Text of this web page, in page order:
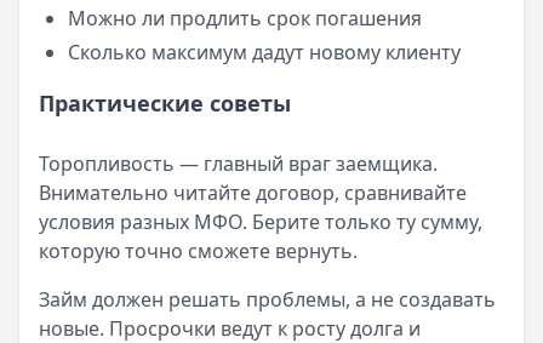
Можно ли продлить срок погашения
Сколько максимум дадут новому клиенту
Практические советы
Торопливость — главный враг заемщика.
Внимательно читайте договор, сравнивайте
условия разных МФО. Берите только ту сумму,
которую точно сможете вернуть.
Займ должен решать проблемы, а не создавать
новые. Просрочки ведут к росту долга и